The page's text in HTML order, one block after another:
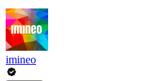
imineo